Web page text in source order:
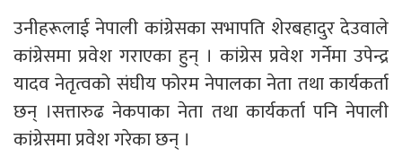
उनीहरूलाई नेपाली कांग्रेसका सभापति शेरबहादुर देउवाले
कांग्रेसमा प्रवेश गराएका हुन् । कांग्रेस प्रवेश गर्नेमा उपेन्द्र
यादव नेतृत्वको संघीय फोरम नेपालका नेता तथा कार्यकर्ता
छन् ।सत्तारुढ नेकपाका नेता तथा कार्यकर्ता पनि नेपाली
कांग्रेसमा प्रवेश गरेका छन् ।